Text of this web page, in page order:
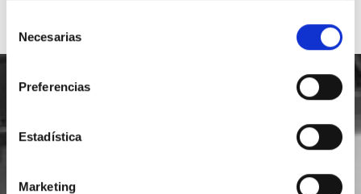
consentimiento
Necesarias
Preferencias
Estadística
Marketing